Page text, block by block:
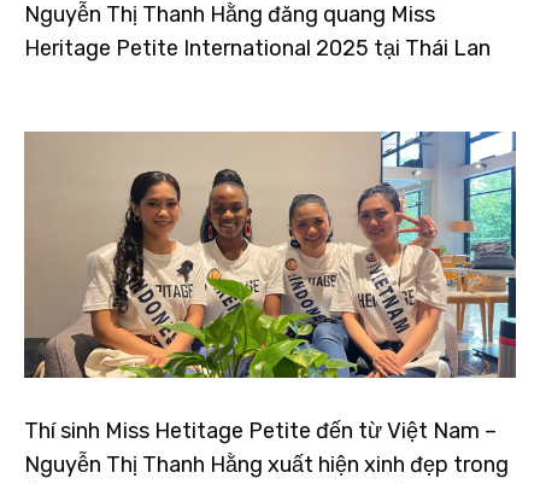
Nguyễn Thị Thanh Hằng đăng quang Miss
Heritage Petite International 2025 tại Thái Lan
Thí sinh Miss Hetitage Petite đến từ Việt Nam –
Nguyễn Thị Thanh Hằng xuất hiện xinh đẹp trong